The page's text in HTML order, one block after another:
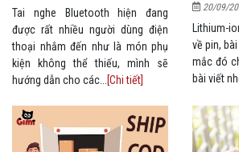
Tai nghe Bluetooth hiện đang
được rất nhiều người dùng điện
thoại nhắm đến như là món phụ
kiện không thể thiếu, mình sẽ
hướng dẫn cho các...
[Chi tiết]
20/09/
Lithium-
về pin,
mắc đó
bài viết